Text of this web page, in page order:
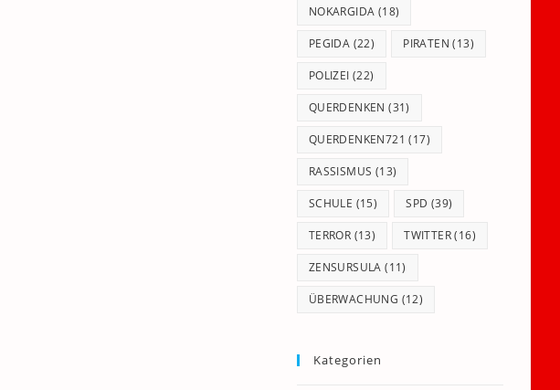
NOKARGIDA (18)
PEGIDA (22) PIRATEN (13)
POLIZEI (22)
QUERDENKEN (31)
QUERDENKEN721 (17)
RASSISMUS (13)
SCHULE (15) SPD (39)
TERROR (13) TWITTER(16)
ZENSURSULA (11)
ÜBERWACHUNG (12)
Kategorien